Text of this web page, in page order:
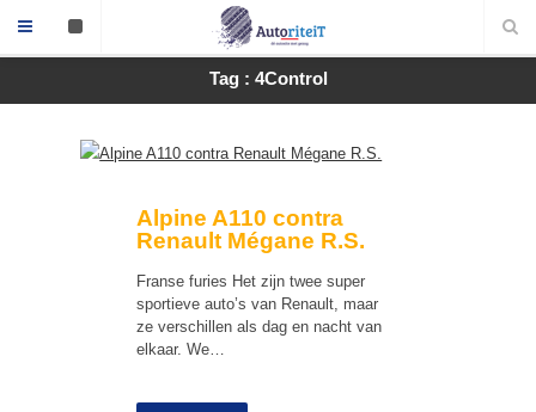
Tag : 4Control
Alpine A110 contra
Renault Mégane R.S.
Franse furies Het zijn twee super
sportieve auto’s van Renault, maar
ze verschillen als dag en nacht van
elkaar. We…